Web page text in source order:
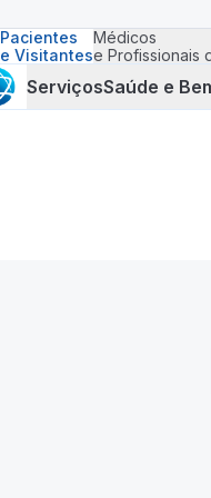
Pacientes
e Visitantes
Médicos
e Profissionais
ServiçosSaúde e